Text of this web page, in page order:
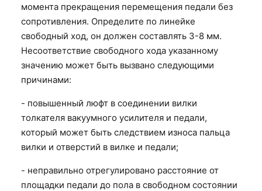
момента прекращения перемещения педали без
сопротивления. Определите по линейке
свободный ход, он должен составлять 3-8 мм.
Несоответствие свободного хода указанному
значению может быть вызвано следующими
причинами:
- повышенный люфт в соединении вилки
толкателя вакуумного усилителя и педали,
который может быть следствием износа пальца
вилки и отверстий в вилке и педали;
- неправильно отрегулировано расстояние от
площадки педали до пола в свободном состоянии